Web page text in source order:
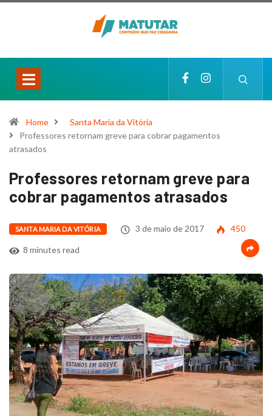
Home
Santa Maria da Vitória
Professores retornam greve para cobrar pagamentos
atrasados
Professores retornam greve para
cobrar pagamentos atrasados
SANTA MARIA DA VITÓRIA 3 de maio de 2017 450
8 minutes read